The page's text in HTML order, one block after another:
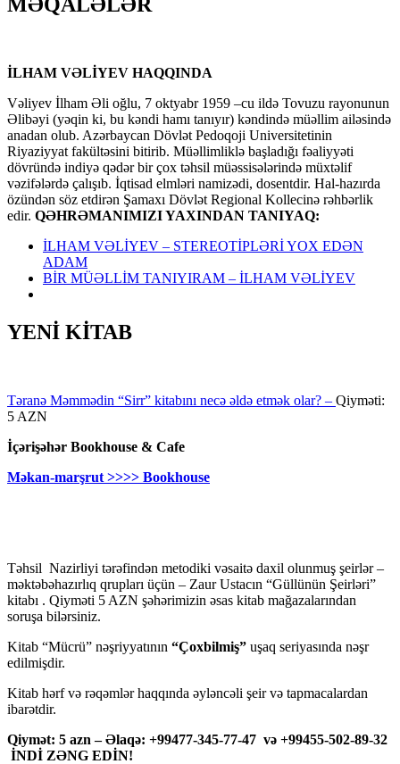
İLHAM VƏLİYEV HAQQINDA
Vəliyev İlham Əli oğlu, 7 oktyabr 1959 –cu ildə Tovuzu rayonunun
Əlibəyi (yəqin ki, bu kəndi hamı tanıyır) kəndində müəllim ailəsində
anadan olub. Azərbaycan Dövlət Pedoqoji Universitetinin
Riyaziyyat fakültəsini bitirib. Müəllimliklə başladığı fəaliyyəti
dövründə indiyə qədər bir çox təhsil müəssisələrində müxtəlif
vəzifələrdə çalışıb. İqtisad elmləri namizədi, dosentdir. Hal-hazırda
özündən söz etdirən Şamaxı Dövlət Regional Kollecinə rəhbərlik
edir. QƏHRƏMANIMIZI YAXINDAN TANIYAQ:
İLHAM VƏLİYEV – STEREOTİPLƏRİ YOX EDƏN
ADAM
BİR MÜƏLLİM TANIYIRAM – İLHAM VƏLİYEV
YENİ KİTAB
Təranə Məmmədin “Sirr” kitabını necə əldə etmək olar? – Qiyməti:
5 AZN
İçərişəhər Bookhouse & Cafe
Məkan-marşrut >>>> Bookhouse
Təhsil Nazirliyi tərəfindən metodiki vəsaitə daxil olunmuş şeirlər –
məktəbəhazırlıq qrupları üçün – Zaur Ustacın “Güllünün Şeirləri”
kitabı . Qiyməti 5 AZN şəhərimizin əsas kitab mağazalarından
soruşa bilərsiniz.
Kitab “Mücrü” nəşriyyatının “Çoxbilmiş” uşaq seriyasında nəşr
edilmişdir.
Kitab hərf və rəqəmlər haqqında əyləncəli şeir və tapmacalardan
ibarətdir.
Qiymət: 5 azn – Əlaqə: +99477-345-77-47 və +99455-502-89-32
İNDİ ZƏNG EDİN!